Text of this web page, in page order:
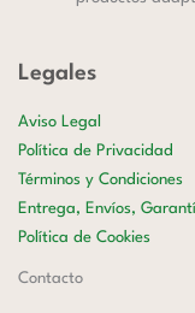
Legales
Aviso Legal
Política de Privacidad
Términos y Condiciones
Entrega, Envíos,
Política de Cookies
Contacto